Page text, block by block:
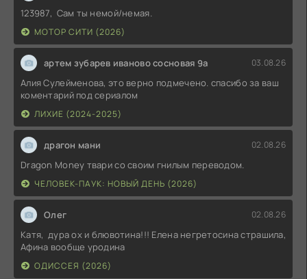
123987, Сам ты немой/немая.
МОТОР СИТИ (2026)
артем зубарев иваново сосновая 9а 03.08.26
Алия Сулейменова, это верно подмечено. спасибо за ваш
коментарий под сериалом
ЛИХИЕ (2024-2025)
драгон мани 02.08.26
Dragon Money твари со своим гнилым переводом.
ЧЕЛОВЕК-ПАУК: НОВЫЙ ДЕНЬ (2026)
Олег 02.08.26
Катя, дура ох и блювотина!!! Елена негретосина страшила,
Афина вообще уродина
ОДИССЕЯ (2026)